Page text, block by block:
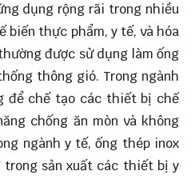
dụng rộng rãi trong nhiều
biến thực phẩm, y tế, và hóa
được sử dụng làm ống
thông gió. Trong ngành
để chế tạo các thiết bị chế
chống ăn mòn và không
ngành y tế, ống thép inox
sản xuất các thiết bị y